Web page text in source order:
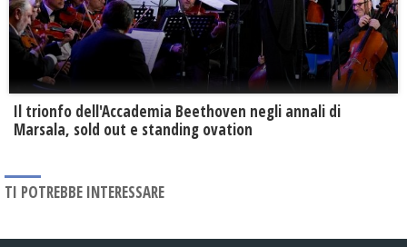
Il trionfo dell'Accademia Beethoven negli annali di
Marsala, sold out e standing ovation
TI POTREBBE INTERESSARE